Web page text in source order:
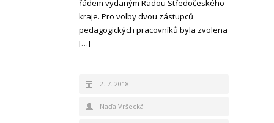
řádem vydaným Radou Středočeského
kraje. Pro volby dvou zástupců
pedagogických pracovníků byla zvolena
[…]
2. 7. 2018
Naďa Vršecká